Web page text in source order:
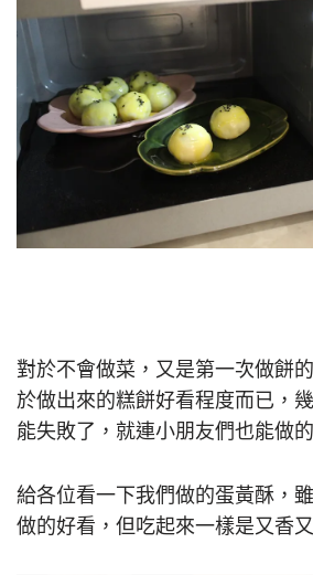
對於不會做菜，又是第一次做餅
於做出來的糕餅好看程度而已，
能失敗了，就連小朋友們也能做的
給各位看一下我們做的蛋黃酥，
做的好看，但吃起來一樣是又香